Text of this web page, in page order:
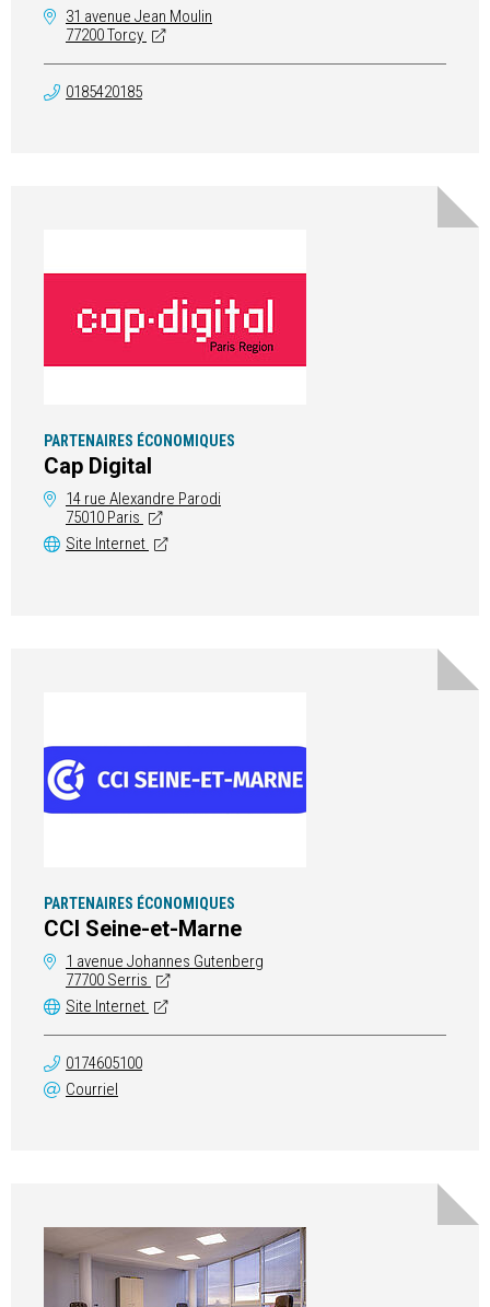
31 avenue Jean Moulin
77200 Torcy
0185420185
PARTENAIRES ÉCONOMIQUES
Cap Digital
14 rue Alexandre Parodi
75010 Paris
Site Internet
PARTENAIRES ÉCONOMIQUES
CCI Seine-et-Marne
1 avenue Johannes Gutenberg
77700 Serris
Site Internet
0174605100
Courriel